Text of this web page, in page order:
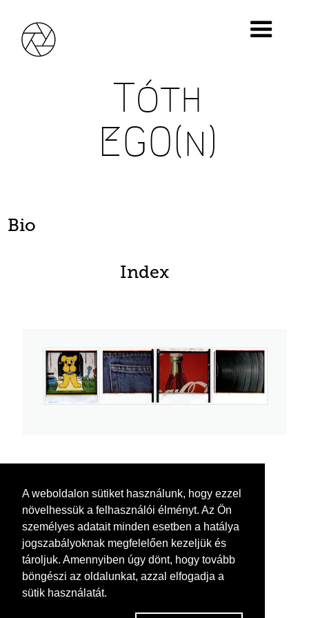
A weboldalon sütiket használunk, hogy ezzel
növelhessük a felhasználói élményt. Az Ön
személyes adatait minden esetben a hatálya
jogszabályoknak megfelelően kezeljük és
tároljuk. Amennyiben úgy dönt, hogy tovább
böngészi az oldalunkat, azzal elfogadja a
sütik használatát.
Tóth
EGO(n)
Bio
Index